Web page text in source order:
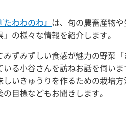
『たわわのわ』 は、旬の農畜産物
の様々な情報を紹介します。
ずみずしい食感が魅力の野菜「
る小谷さんを訪ねお話を伺いま
いきゅうりを作るための栽培
目標などもお聞きします。